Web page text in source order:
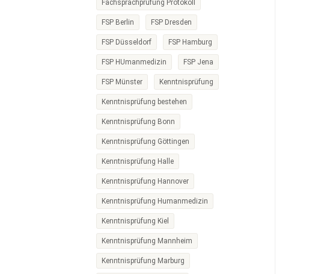
Fachsprachprüfung Protokoll
FSP Berlin FSP Dresden
FSP Düsseldorf FSP Hamburg
FSP HUmanmedizin FSP Jena
FSP Münster Kenntnisprüfung
Kenntnisprüfung bestehen
Kenntnisprüfung Bonn
Kenntnisprüfung Göttingen
Kenntnisprüfung Halle
Kenntnisprüfung Hannover
Kenntnisprüfung Humanmedizin
Kenntnisprüfung Kiel
Kenntnisprüfung Mannheim
Kenntnisprüfung Marburg